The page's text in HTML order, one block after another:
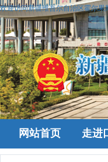
欢迎访问新疆维吾尔自治区霍尔果
网站首页 走进